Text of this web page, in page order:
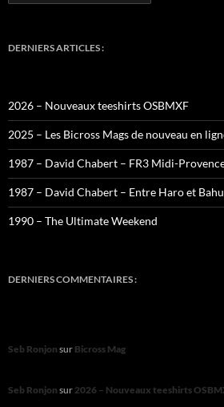
DERNIERS ARTICLES :
2026 – Nouveaux teeshirts OSBMXF
2025 – Les Bicross Mags de nouveau en
1987 – David Chabert – FR3 Midi-
1987 – David Chabert – Entre Haro et
1990 – The Ultimate Weekend
DERNIERS COMMENTAIRES :
Seb Ronjon sur Bicross Mag
Seb Ronjon sur2026 – Nouveaux teeshirts